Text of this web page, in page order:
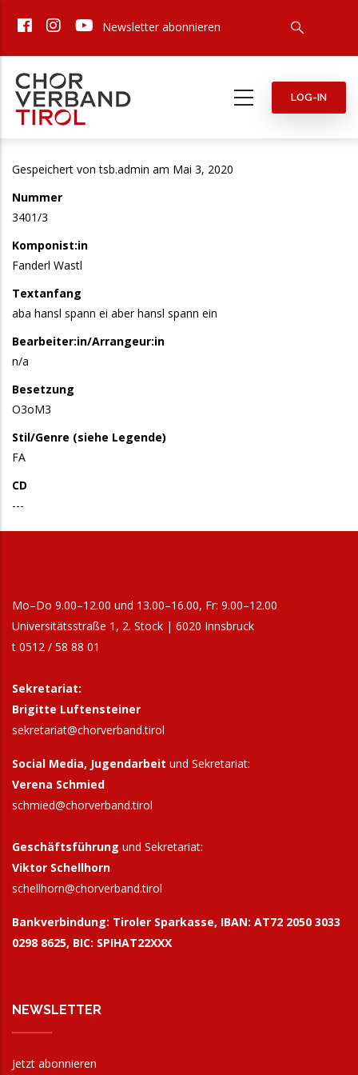
zum
Newsletter abonnieren
LOG-IN
Gespeichert vontsb.admin am Mai 3, 2020
Nummer
3401/3
Komponist:in
Fanderl Wastl
Textanfang
aba hansl spann ei aber hansl spann ein
Bearbeiter:in/Arrangeur:in
n/a
Besetzung
O3oM3
Stil/Genre (siehe Legende)
FA
CD
---
Mo–Do 9.00–12.00 und 13.00–16.00, Fr: 9.00–12.00
Universitätsstraße 1, 2. Stock | 6020 Innsbruck
t 0512 / 58 88 01
Sekretariat:
Brigitte Luftensteiner
sekretariat@chorverband.tirol
Social Media, Jugendarbeit und Sekretariat:
Verena Schmied
schmied@chorverband.tirol
Geschäftsführung und Sekretariat:
Viktor Schellhorn
schellhorn@chorverband.tirol
Bankverbindung: Tiroler Sparkasse, IBAN: AT72 2050 3033
0298 8625, BIC: SPIHAT22XXX
NEWSLETTER
Jetzt abonnieren